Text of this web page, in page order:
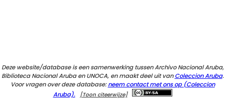
Deze website/database is een samenwerking tussen Archivo Nacional Aruba,
Biblioteca Nacional Aruba en UNOCA, en maakt deel uit vanColeccion Aruba.
Voor vragen over deze database:neem contact met ons op (Coleccion
Aruba).
[Toon citeerwijze]